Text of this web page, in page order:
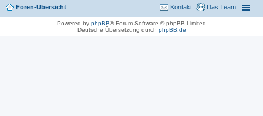
Foren-Übersicht Das Team
Kontakt
Powered by phpBB® Forum Software © phpBB Limited
Deutsche Übersetzung durch phpBB.de